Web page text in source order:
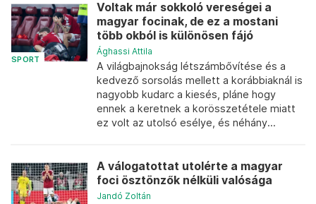
SPORT
Voltak már sokkoló vereségei a
magyar focinak, de ez a mostani
több okból is különösen fájó
Ághassi Attila
A világbajnokság létszámbővítése és a
kedvező sorsolás mellett a korábbiaknál is
nagyobb kudarc a kiesés, pláne hogy
ennek a keretnek a korösszetétele miatt
ez volt az utolsó esélye, és néhány...
A válogatottat utolérte a magyar
foci ösztönzők nélküli valósága
Jandó Zoltán